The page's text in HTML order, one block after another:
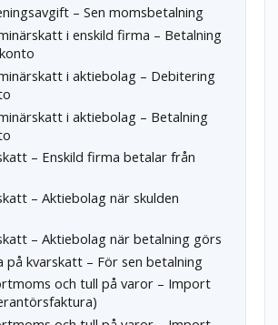
– Sen momsbetalning
i enskild firma – Betalning
i aktiebolag – Debitering
i aktiebolag – Betalning
– Enskild firma betalar från
– Aktiebolag när skulden
– Aktiebolag när betalning görs
på kvarskatt – För sen betalning
och tull på varor – Import